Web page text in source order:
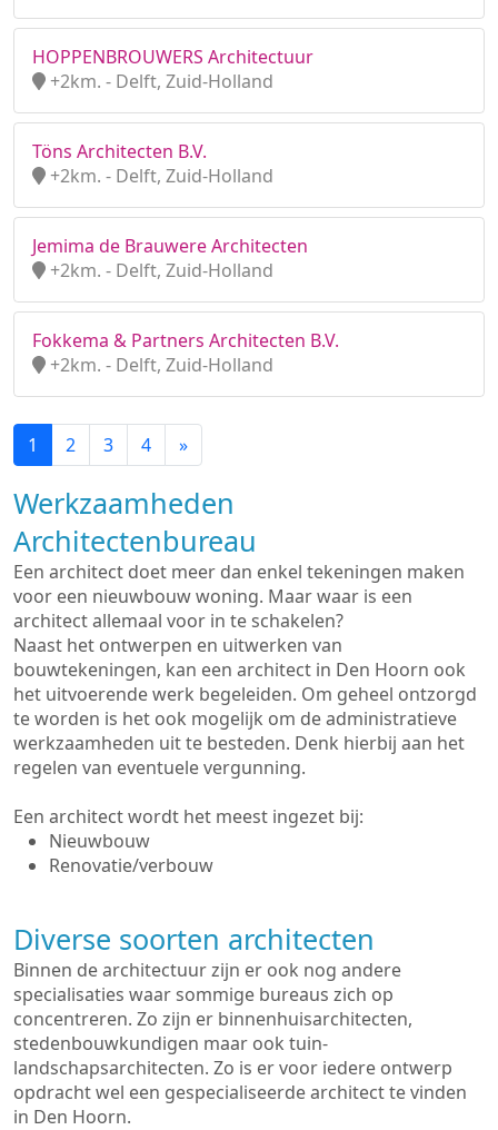
HOPPENBROUWERS Architectuur
+2km. - Delft, Zuid-Holland
Töns Architecten B.V.
+2km. - Delft, Zuid-Holland
Jemima de Brauwere Architecten
+2km. - Delft, Zuid-Holland
Fokkema & Partners Architecten B.V.
+2km. - Delft, Zuid-Holland
1 2 3 4 »
Werkzaamheden
Architectenbureau
Een architect doet meer dan enkel tekeningen maken
voor een nieuwbouw woning. Maar waar is een
architect allemaal voor in te schakelen?
Naast het ontwerpen en uitwerken van
bouwtekeningen, kan een architect in Den Hoorn ook
het uitvoerende werk begeleiden. Om geheel ontzorgd
te worden is het ook mogelijk om de administratieve
werkzaamheden uit te besteden. Denk hierbij aan het
regelen van eventuele vergunning.
Een architect wordt het meest ingezet bij:
Nieuwbouw
Renovatie/verbouw
Diverse soorten architecten
Binnen de architectuur zijn er ook nog andere
specialisaties waar sommige bureaus zich op
concentreren. Zo zijn er binnenhuisarchitecten,
stedenbouwkundigen maar ook tuin-
landschapsarchitecten. Zo is er voor iedere ontwerp
opdracht wel een gespecialiseerde architect te vinden
in Den Hoorn.